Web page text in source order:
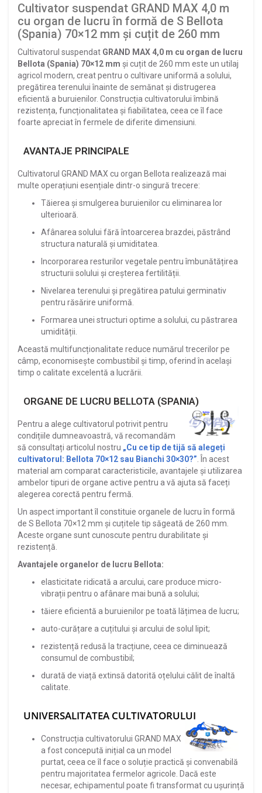
Cultivator suspendat GRAND MAX 4,0 m
cu organ de lucru în formă de S Bellota
(Spania) 70×12 mm și cuțit de 260 mm
Cultivatorul suspendat GRAND MAX 4,0 m cu organ de lucru
Bellota (Spania) 70×12 mm și cuțit de 260 mm este un utilaj
agricol modern, creat pentru o cultivare uniformă a solului,
pregătirea terenului înainte de semănat și distrugerea
eficientă a buruienilor. Construcția cultivatorului îmbină
rezistența, funcționalitatea și fiabilitatea, ceea ce îl face
foarte apreciat în fermele de diferite dimensiuni.
AVANTAJE PRINCIPALE
Cultivatorul GRAND MAX cu organ Bellota realizează mai
multe operațiuni esențiale dintr-o singură trecere:
Tăierea și smulgerea buruienilor cu eliminarea lor
ulterioară.
Afânarea solului fără întoarcerea brazdei, păstrând
structura naturală și umiditatea.
Incorporarea resturilor vegetale pentru îmbunătățirea
structurii solului și creșterea fertilității.
Nivelarea terenului și pregătirea patului germinativ
pentru răsărire uniformă.
Formarea unei structuri optime a solului, cu păstrarea
umidității.
Această multifuncționalitate reduce numărul trecerilor pe
câmp, economisește combustibil și timp, oferind în același
timp o calitate excelentă a lucrării.
ORGANE DE LUCRU BELLOTA (SPANIA)
Pentru a alege cultivatorul potrivit pentru
condițiile dumneavoastră, vă recomandăm
să consultați articolul nostru „Cu ce tip de tijă să alegeți
cultivatorul: Bellota 70×12 sau Bianchi 30×30?” . În acest
material am comparat caracteristicile, avantajele și utilizarea
ambelor tipuri de organe active pentru a vă ajuta să faceți
alegerea corectă pentru fermă.
Un aspect important îl constituie organele de lucru în formă
de S Bellota 70×12 mm și cuțitele tip săgeată de 260 mm.
Aceste organe sunt cunoscute pentru durabilitate și
rezistență.
Avantajele organelor de lucru Bellota:
elasticitate ridicată a arcului, care produce micro-
vibrații pentru o afânare mai bună a solului;
tăiere eficientă a buruienilor pe toată lățimea de lucru;
auto-curățare a cuțitului și arcului de solul lipit;
rezistență redusă la tracțiune, ceea ce diminuează
consumul de combustibil;
durată de viață extinsă datorită oțelului călit de înaltă
calitate.
UNIVERSALITATEA CULTIVATORULUI
Construcția cultivatorului GRAND MAX
a fost concepută inițial ca un model
purtat, ceea ce îl face o soluție practică și convenabilă
pentru majoritatea fermelor agricole. Dacă este
necesar, echipamentul poate fi transformat cu ușurință